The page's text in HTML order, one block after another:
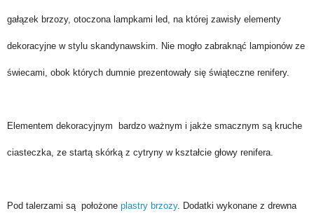
gałązek brzozy, otoczona lampkami led, na której zawisły elementy
dekoracyjne w stylu skandynawskim. Nie mogło zabraknąć lampionów ze
świecami, obok których dumnie prezentowały się świąteczne renifery.
Elementem dekoracyjnym bardzo ważnym i jakże smacznym są kruche
ciasteczka, ze startą skórką z cytryny w kształcie głowy renifera.
Pod talerzami są położone plastry brzozy. Dodatki wykonane z drewna